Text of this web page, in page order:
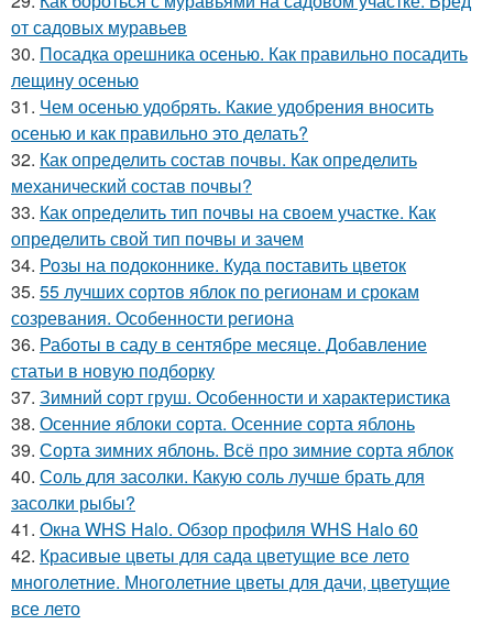
от садовых муравьев
30. Посадка орешника осенью. Как правильно посадить
лещину осенью
31. Чем осенью удобрять. Какие удобрения вносить
осенью и как правильно это делать?
32. Как определить состав почвы. Как определить
механический состав почвы?
33. Как определить тип почвы на своем участке. Как
определить свой тип почвы и зачем
34. Розы на подоконнике. Куда поставить цветок
35. 55 лучших сортов яблок по регионам и срокам
созревания. Особенности региона
36. Работы в саду в сентябре месяце. Добавление
статьи в новую подборку
37. Зимний сорт груш. Особенности и характеристика
38. Осенние яблоки сорта. Осенние сорта яблонь
39. Сорта зимних яблонь. Всё про зимние сорта яблок
40. Соль для засолки. Какую соль лучше брать для
засолки рыбы?
41. Окна WHS Halo. Обзор профиля WHS Halo 60
42. Красивые цветы для сада цветущие все лето
многолетние. Многолетние цветы для дачи, цветущие
все лето